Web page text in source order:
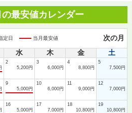
最安値カレンダー
定日 当月最安値
次の月
水 木 金 土
2
5,200円
3
6,000円
4
8,800円
5
7,500円
9
5,000円
10
6,000円
11
9,000円
12
7,000円
16
5,000円
17
7,000円
18
10,800円
19
10,800円